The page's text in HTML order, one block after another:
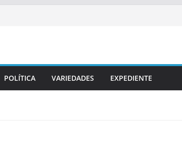
POLÍTICA VARIEDADES EXPEDIENTE